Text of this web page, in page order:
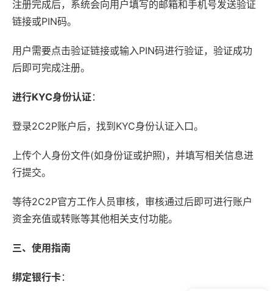
注册完成后，系统会向用户填写的邮箱和手机号发送验证
链接或PIN码。
用户需要点击验证链接或输入PIN码进行验证，验证成功
后即可完成注册。
进行KYC身份认证：
登录2C2P账户后，找到KYC身份认证入口。
上传个人身份文件(如身份证或护照)，并填写相关信息进
行提交。
等待2C2P官方工作人员审核，审核通过后即可进行账户
资金充值或转账等其他相关支付功能。
三、使用指南
绑定银行卡：